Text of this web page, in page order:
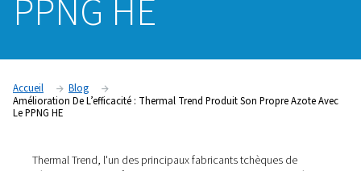
propre azote
PPNG HE